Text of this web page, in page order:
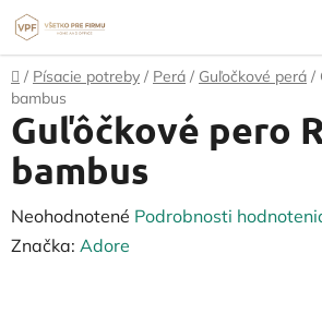
Prejsť
na
obsah
Domov
/ Písacie potreby / Perá / Guľočkové perá /
bambus
Guľôčkové pero
bambus
Priemerné
hodnotenie
Neohodnotené Podrobnosti
Značka: Adore